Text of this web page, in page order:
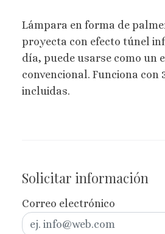
Lámpara en forma de
proyecta con efecto túnel
día, puede usarse como un
convencional. Funciona con
incluidas.
Solicitar información
Correo electrónico